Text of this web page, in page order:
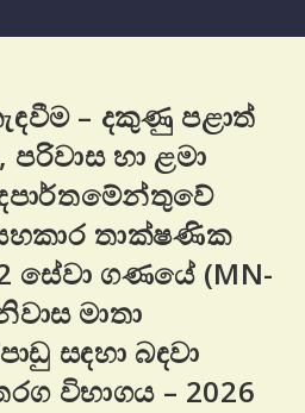
– දකුණු පළාත්
හා ළමා
තාක්ෂණික
ගණයේ (MN-
මාතා
සඳහා බඳවා
විභාගය – 2026